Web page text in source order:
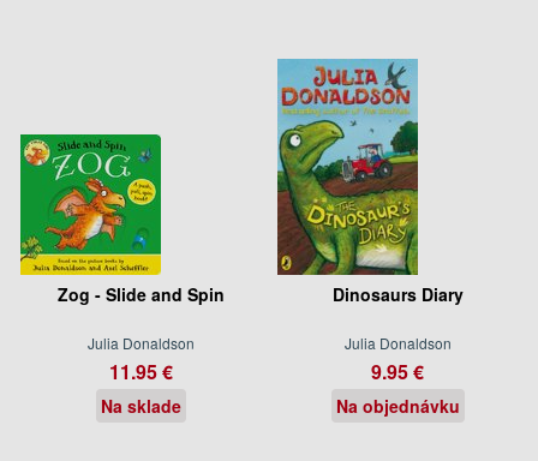
Zog - Slide and Spin
Julia Donaldson
11.95 €
Na sklade
Dinosaurs Diary
Julia Donaldson
9.95 €
Na objednávku